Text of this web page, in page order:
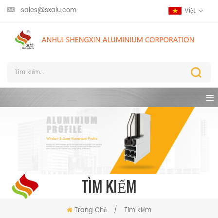
sales@sxalu.com Việt
TÌM KIẾM
Trang Chủ / Tìm kiếm